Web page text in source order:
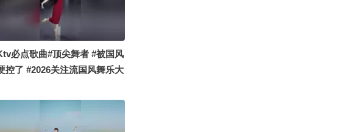
必点歌曲#顶尖舞者 #被国风
控了 #2026关注流国风舞乐大